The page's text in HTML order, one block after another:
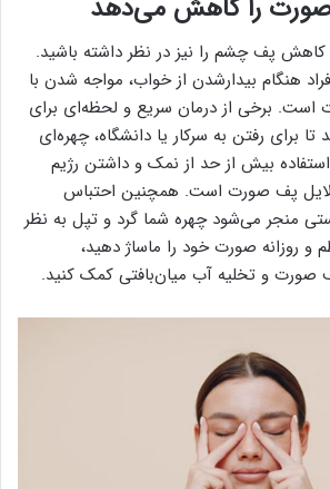
کاهش پف چشم را نیز در نظر داشته باشید.
هنگام بیدارشدن از خواب، مواجه شدن با
برخی از درمان سریع و لحظه‌ای برای
تا برای رفتن به سرکار یا دانشگاه، چهره‌ای
استفاده بیش از حد از نمک و داشتن رژیم
دلایل پف صورت است. همچنین احتباس
منجر می‌شود چهره شما گرد و تپل به نظر
و روزانه صورت خود را ماساژ دهید،
صورت و تخلیه آب میان‌بافتی کمک کنید.